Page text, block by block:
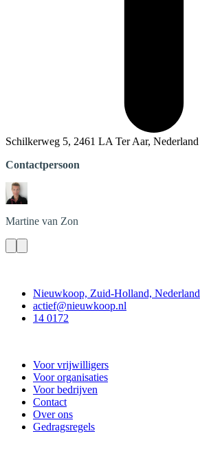
Schilkerweg 5, 2461 LA Ter Aar, Nederland
Contactpersoon
Martine van Zon
Nieuwkoop, Zuid-Holland, Nederland
actief@nieuwkoop.nl
14 0172
Voor vrijwilligers
Voor organisaties
Voor bedrijven
Contact
Over ons
Gedragsregels